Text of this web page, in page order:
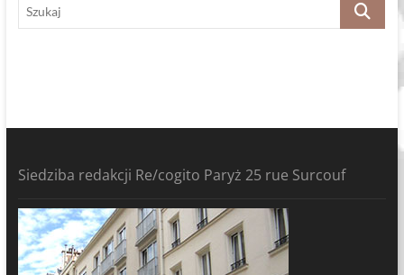
Siedziba redakcji Re/cogito Paryż 25 rue Surcouf